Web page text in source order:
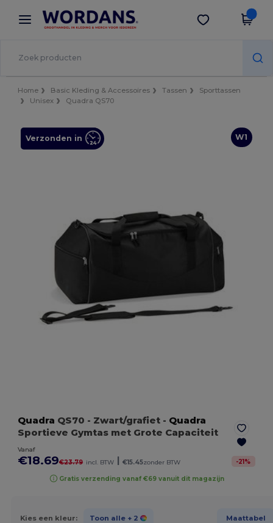
× Wordans-app
Betere prijzen in de app!
Download app
Home Basic Kleding & Accessoires Tassen
Sporttassen
Unisex
Quadra QS70
W1
Verzonden in
Quadra QS70 - Zwart/grafiet - Quadra
Sportieve Gymtas met Grote Capaciteit
Vanaf
€18.69€23.79 incl. BTW | €15.45zonder BTW -21%
Gratis verzending vanaf €69 vanuit dit magazijn
Kies een kleur: Toon alle + 2 Maattabel